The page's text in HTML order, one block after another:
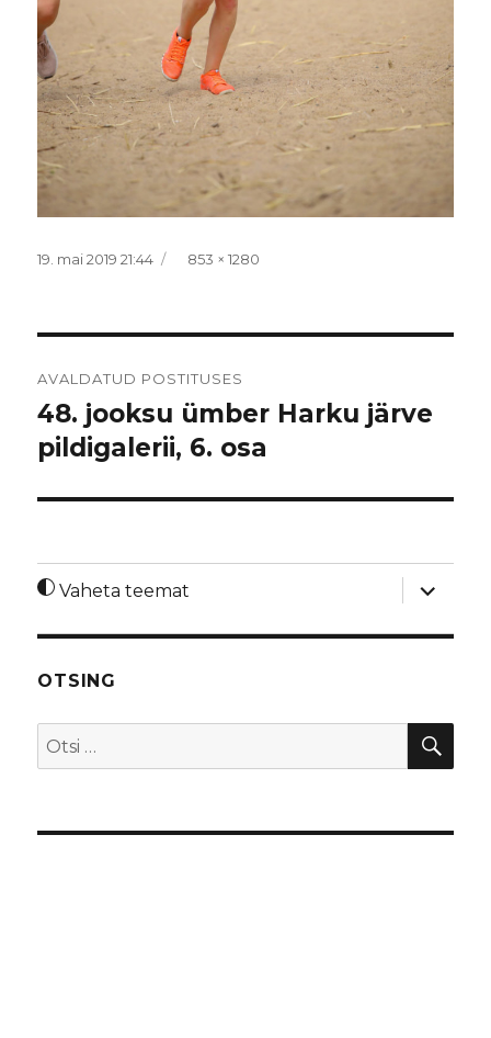
Postitatud
19. mai 2019 21:44 Täissuurus
853 × 1280
AVALDATUD POSTITUSES
48. jooksu ümber Harku järve
pildigalerii, 6. osa
Vaheta teemat
laienda
OTSING
Otsi: